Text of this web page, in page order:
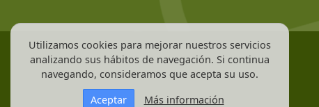
Utilizamos cookies para mejorar nuestros servicios
analizando sus hábitos de navegación. Si continua
navegando, consideramos que acepta su uso.
Aceptar
Más información